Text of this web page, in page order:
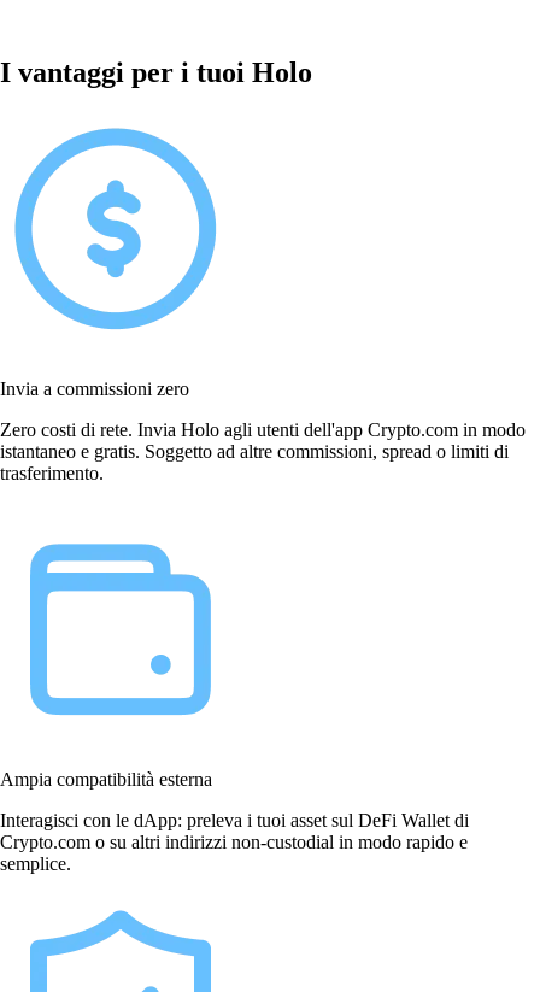
I vantaggi per i tuoi Holo
Invia a commissioni zero
Zero costi di rete. Invia Holo agli utenti dell'app Crypto.com in modo
istantaneo e gratis. Soggetto ad altre commissioni, spread o limiti di
trasferimento.
Ampia compatibilità esterna
Interagisci con le dApp: preleva i tuoi asset sul DeFi Wallet di
Crypto.com o su altri indirizzi non-custodial in modo rapido e
semplice.